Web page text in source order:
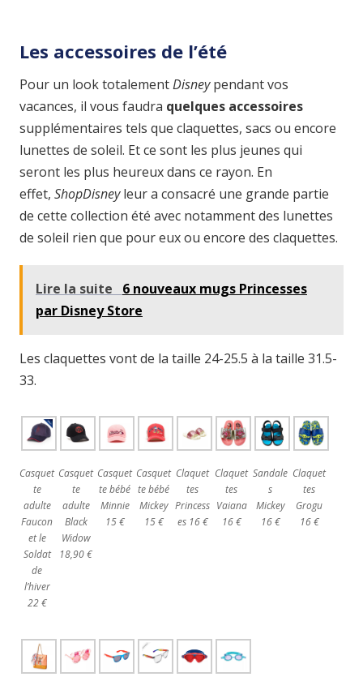
Les accessoires de l’été
Pour un look totalementDisneypendant vos
vacances, il vous faudra quelques accessoires
supplémentaires tels que claquettes, sacs ou encore
lunettes de soleil. Et ce sont les plus jeunes qui
seront les plus heureux dans ce rayon. En
effet, ShopDisneyleur a consacré une grande partie
de cette collection été avec notamment des lunettes
de soleil rien que pour eux ou encore des claquettes.
Lire la suite
6 nouveaux mugs Princesses
par Disney Store
Les claquettes vont de la taille 24-25.5 à la taille 31.5-
33.
Casquet
te
adulte
Faucon
et le
Soldat
de
l’hiver
22 €
Casquet
te
adulte
Black
Widow
18,90 €
Casquet
te bébé
Minnie
15 €
Casquet
te bébé
Mickey
15 €
Claquet
tes
Princess
es 16 €
Claquet
tes
Vaiana
16 €
Sandale
s
Mickey
16 €
Claquet
tes
Grogu
16 €